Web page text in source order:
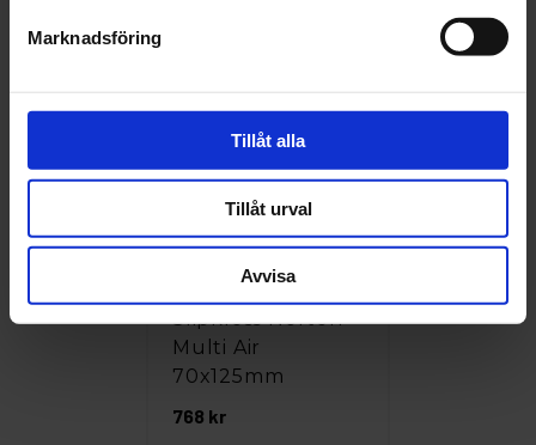
Marknadsföring
Tillåt alla
Tillåt urval
Avvisa
Slipkloss Norton
Multi Air
70x125mm
768 kr